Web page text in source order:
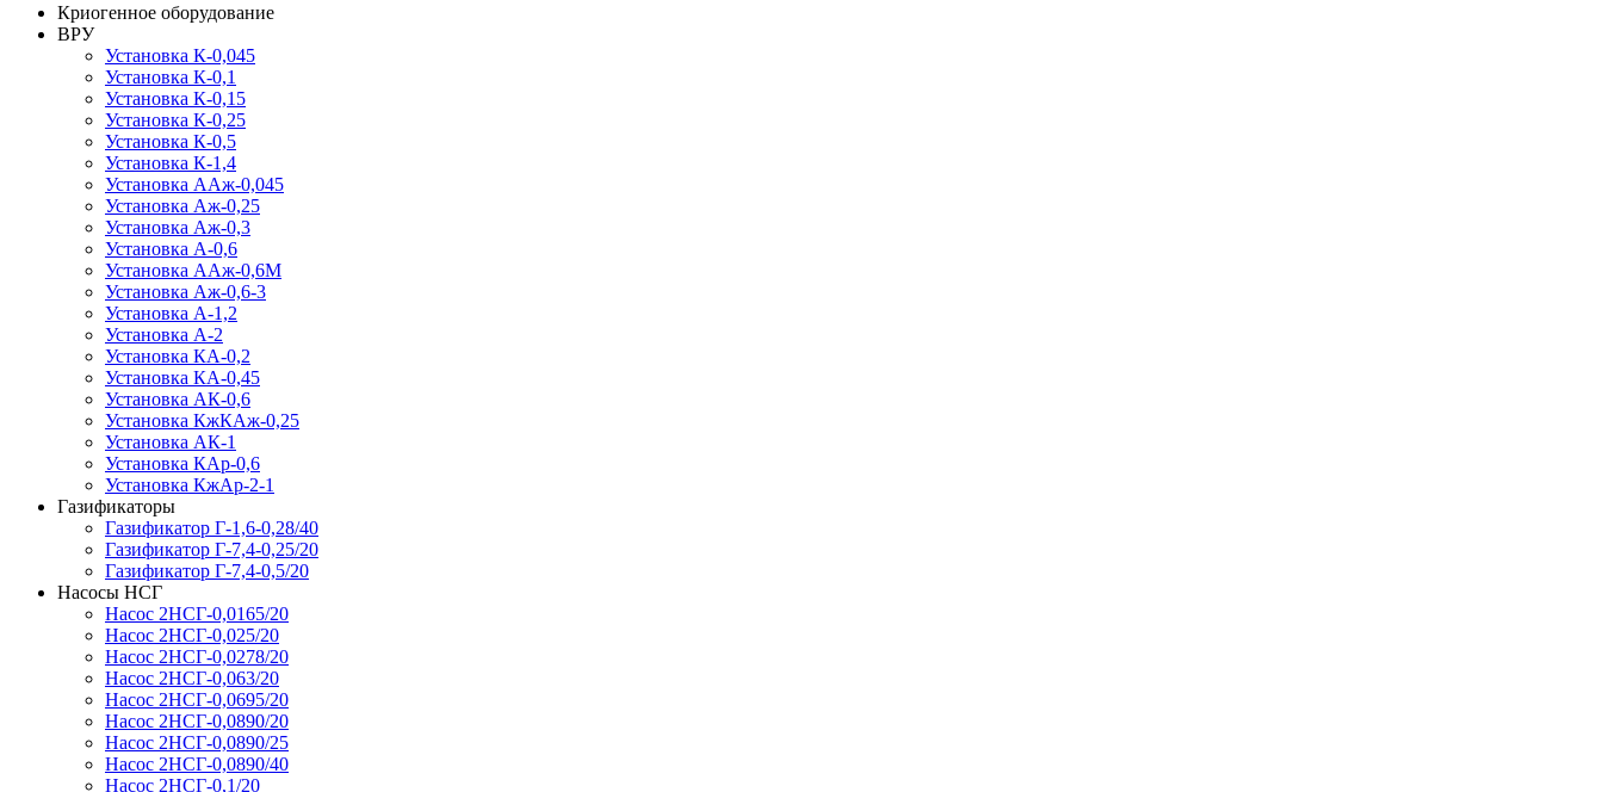
Криогенное оборудование
ВРУ
Установка К-0,045
Установка К-0,1
Установка К-0,15
Установка К-0,25
Установка К-0,5
Установка К-1,4
Установка ААж-0,045
Установка Аж-0,25
Установка Аж-0,3
Установка А-0,6
Установка ААж-0,6М
Установка Аж-0,6-3
Установка А-1,2
Установка А-2
Установка КА-0,2
Установка КА-0,45
Установка АК-0,6
Установка КжКАж-0,25
Установка АК-1
Установка КАр-0,6
Установка КжАр-2-1
Газификаторы
Газификатор Г-1,6-0,28/40
Газификатор Г-7,4-0,25/20
Газификатор Г-7,4-0,5/20
Насосы НСГ
Насос 2НСГ-0,0165/20
Насос 2НСГ-0,025/20
Насос 2НСГ-0,0278/20
Насос 2НСГ-0,063/20
Насос 2НСГ-0,0695/20
Насос 2НСГ-0,0890/20
Насос 2НСГ-0,0890/25
Насос 2НСГ-0,0890/40
Насос 2НСГ-0,1/20